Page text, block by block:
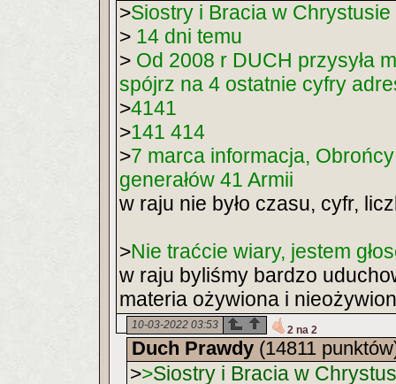
>Siostry i Bracia w Chrystusie
> 14 dni temu
> Od 2008 r DUCH przysyła
spójrz na 4 ostatnie cyfry
>4141
>141 414
>7 marca informacja,
generałów 41 Armii
w raju nie było czasu, cyfr,
>Nie traćcie wiary, jestem
w raju byliśmy bardzo
materia ożywiona i
10-03-2022 03:53 2 na 2
Duch Prawdy (14811
>>Siostry i Bracia w